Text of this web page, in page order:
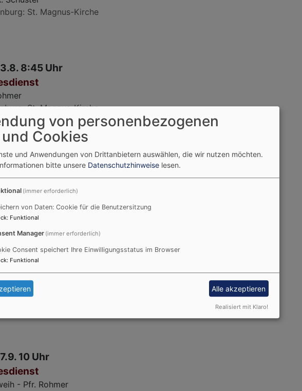
St. Magnus-Kirche
8:45 Uhr
St. Magnus-Kirche
10 Uhr
St. Magnus-Kirche
8:45 Uhr
St. Magnus-Kirche
10 Uhr
- Pfr. Rohmer
von personenbezogenen
Cookies
und Anwendungen von Drittanbietern auswählen, die wir nutzen möchten.
bitte unsere Datenschutzhinweise lesen.
(immer erforderlich)
von Daten: Cookie für die Benutzersitzung
: Funktional
Manager (immer erforderlich)
Consent speichert Ihre Einwilligungsstatus im Browser
: Funktional
Alle akzeptieren
Realisiert mit Klaro!